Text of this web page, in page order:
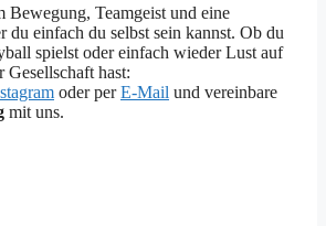
Bewegung, Teamgeist und eine
du einfach du selbst sein kannst. Ob du
spielst oder einfach wieder Lust auf
hast:
oder perE-Mail und vereinbare
mit uns.